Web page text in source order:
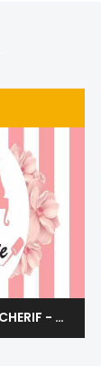
L'ONGLERIE MARWA CHERIF - KAIROUAN